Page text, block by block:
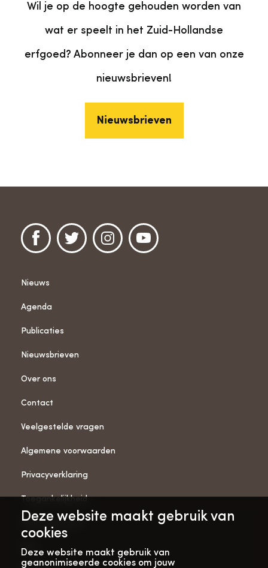
Deze website maakt gebruik van
cookies
Deze website maakt gebruik van
geanonimiseerde cookies om jouw
Wil je op de hoogte gehouden worden van
wat er speelt in het Zuid-Hollandse
erfgoed? Abonneer je dan op een van onze
nieuwsbrieven!
Nieuwsbrieven
Nieuws
Agenda
Publicaties
Nieuwsbrieven
Over ons
Contact
Veelgestelde vragen
Algemene voorwaarden
Privacyverklaring
Toegankelijkheid
ANBI-gegevens
Pers